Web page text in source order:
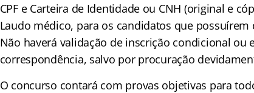
CPF e Carteira de Identidade ou CNH (original e
Laudo médico, para os candidatos que possuírem
Não haverá validação de inscrição condicional
correspondência, salvo por procuração
O concurso contará com provas objetivas para